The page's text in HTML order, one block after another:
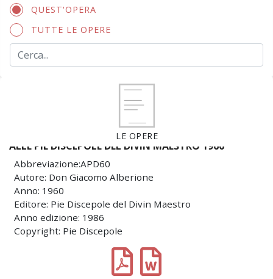
QUEST'OPERA
TUTTE LE OPERE
LE OPERE
ALLE PIE DISCEPOLE DEL DIVIN MAESTRO 1960
Abbreviazione:APD60
Autore: Don Giacomo Alberione
Anno: 1960
Editore: Pie Discepole del Divin Maestro
Anno edizione: 1986
Copyright: Pie Discepole